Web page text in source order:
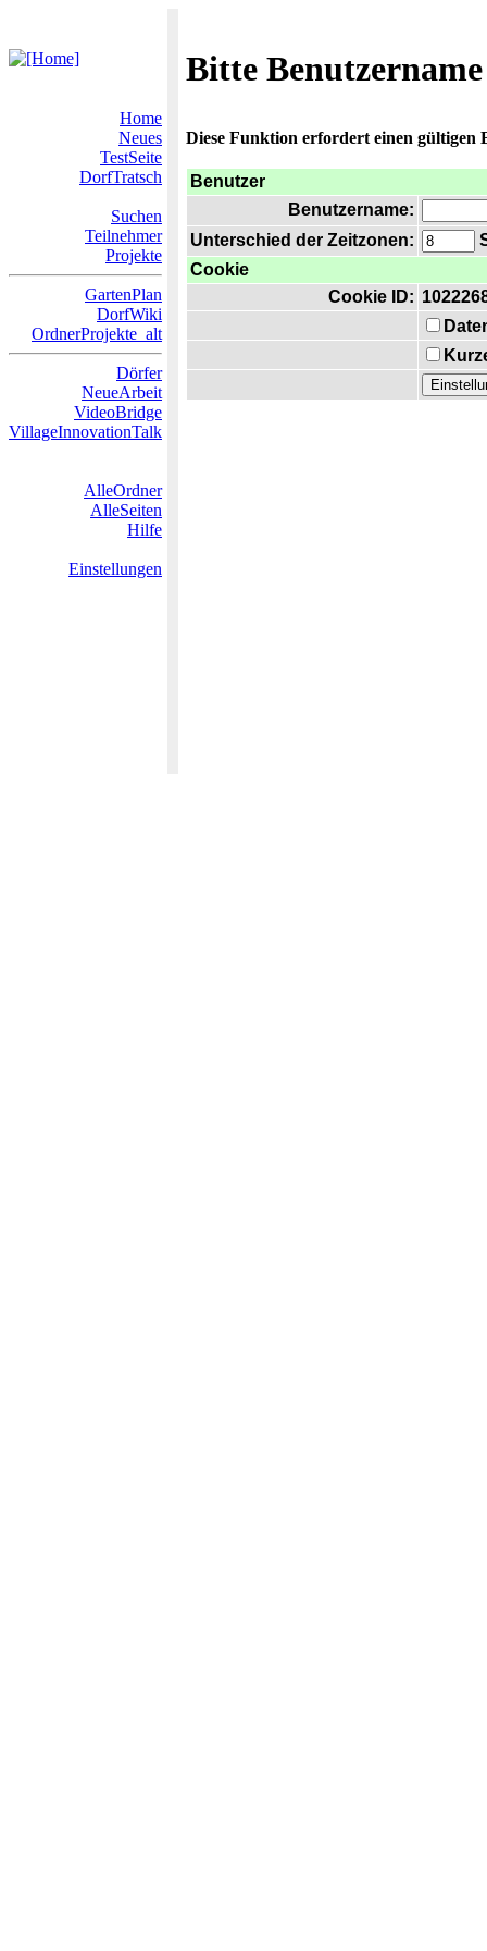
Bitte
Home
Neues
TestSeite
DorfTratsch
Suchen
Teilnehmer
Projekte
GartenPlan
DorfWiki
OrdnerProjekte_alt
Dörfer
NeueArbeit
VideoBridge
VillageInnovationTalk
AlleOrdner
AlleSeiten
Hilfe
Einstellungen
Diese Funktion erfordert einen gültigen
Benutzer
Benutzername:
Unterschied der Zeitzonen:
Cookie
Cookie ID: